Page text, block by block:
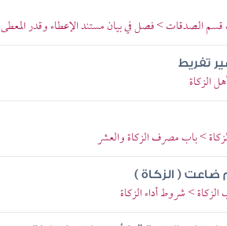
قسم الصدقات > فصل في بيان مستند الإعطاء وقدر المعطى
تفريط
الزكاة
> باب مصرف الزكاة والعشر
ضاعت ( الزكاة )
> شروط أداء الزكاة